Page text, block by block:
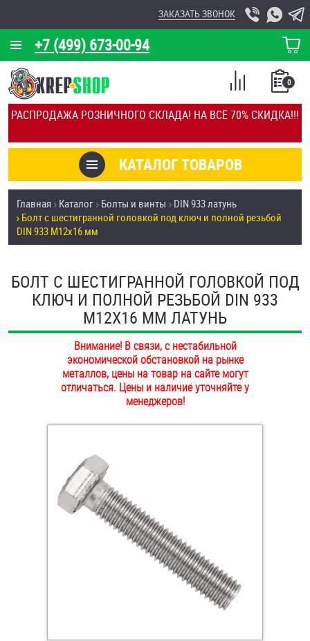
РАСПРОДАЖА РОЗНИЧНОГО СКЛАДА! НА ВСЁ 70% СКИДКА!!!
+7 (499) 673-00-94
ЗАКАЗАТЬ ЗВОНОК
КОРЗИНА
О КОМПАНИИ
КАЛЬКУЛЯТОР
ОТЗЫВЫ
УСЛУГИ
СКИДКИ
ПОКУПАТЕЛЯМ
ОПЛАТА И ДОСТАВКА
НАШИ МАГАЗИНЫ
КАТАЛОГ ТОВАРОВ
0
СПИСОК
СРАВНЕНИЕ
Товары со скидкой
Анкеры
Болты и винты
Втулки
Заклепки (Гайки-Заклепки)
Крюки, кольца с метрической резьбой
Крюки, кольца с шурупной резьбой
Главная Каталог Болты и винты
DIN 933 латунь
Болт с шестигранной головкой под ключ и полной резьбой
DIN 933 М12х16 мм
БОЛТ С ШЕСТИГРАННОЙ ГОЛОВКОЙ ПОД
КЛЮЧ И ПОЛНОЙ РЕЗЬБОЙ DIN 933
М12Х16 ММ ЛАТУНЬ
Внимание! В связи, с нестабильной
экономической обстановкой на рынке
металлов, цены на товар на сайте могут
отличаться. Цены и наличие уточняйте у
менеджеров!